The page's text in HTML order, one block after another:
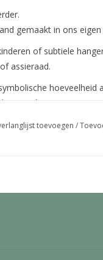
gemaakt in ons eigen
of subtiele
assieraad.
hoeveelheid
goud.
maar kunnen
toevoegen /